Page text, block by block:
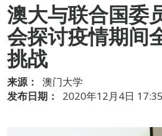
澳大与联合国委
会探讨疫情期间
挑战
来源：
澳门大学
发布日期：
2020年12月4日 17:35